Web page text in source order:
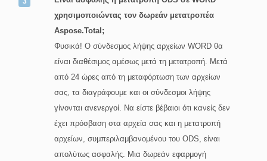
χρησιμοποιώντας τον δωρεάν μετατροπέα
Aspose.Total;
Φυσικά! Ο σύνδεσμος λήψης αρχείων WORD θα
είναι διαθέσιμος αμέσως μετά τη μετατροπή. Μετά
από 24 ώρες από τη μεταφόρτωση των αρχείων
σας, τα διαγράφουμε και οι σύνδεσμοι λήψης
γίνονται ανενεργοί. Να είστε βέβαιοι ότι κανείς δεν
έχει πρόσβαση στα αρχεία σας και η μετατροπή
αρχείων, συμπεριλαμβανομένου του ODS, είναι
απολύτως ασφαλής. Μια δωρεάν εφαρμογή